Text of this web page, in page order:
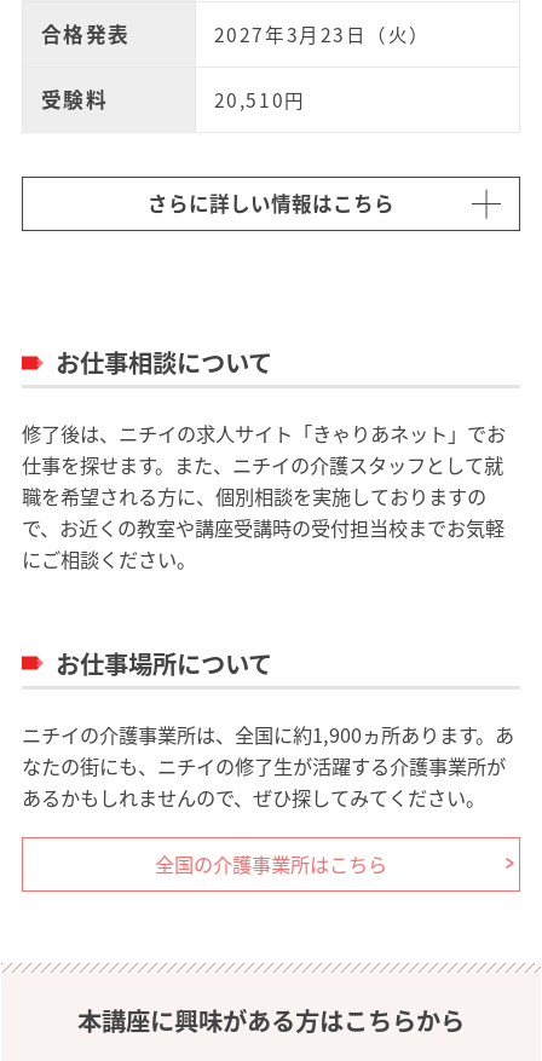
合格発表 2027年3月23日（火）
受験料 20,510円
さらに詳しい情報はこちら
お仕事相談について
修了後は、ニチイの求人サイト「きゃりあネット」でお
仕事を探せます。また、ニチイの介護スタッフとして就
職を希望される方に、個別相談を実施しておりますの
で、お近くの教室や講座受講時の受付担当校までお気軽
にご相談ください。
お仕事場所について
ニチイの介護事業所は、全国に約1,900ヵ所あります。あ
なたの街にも、ニチイの修了生が活躍する介護事業所が
あるかもしれませんので、ぜひ探してみてください。
全国の介護事業所はこちら
本講座に興味がある方はこちらから